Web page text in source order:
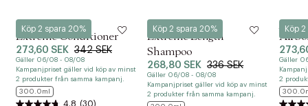
Köp 2 spara 20%
Redken
Extreme Conditioner
273,60 SEK 342 SEK
Gäller 06/08 - 08/08
Kampanjpriset gäller vid köp av minst
2 produkter från samma kampanj.
300.0ml
4.8 (30)
Köp 2 spara 20%
Redken
Extreme Length
Shampoo
268,80 SEK 336 SEK
Gäller 06/08 - 08/08
Kampanjpriset gäller vid köp av minst
2 produkter från samma kampanj.
Köp
Redken
All
Gäller
2